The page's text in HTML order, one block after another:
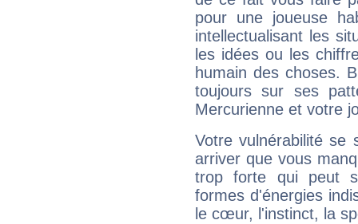
pour une joueuse
intellectualisant les
les idées ou les
humain des choses.
toujours sur ses
Mercurienne et votre
Votre vulnérabilité se
arriver que vous
trop forte qui peut
formes d'énergies
le cœur, l'instinct, la